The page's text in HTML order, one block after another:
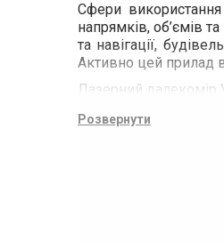
Сфери
напрямків, об’ємів
та навігації,
Активно цей прилад
Лазерний
площі;
Розвернути